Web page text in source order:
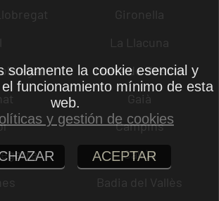
Gironella
La Llacuna
Maria de Besora
Gaià
Campins
Callús
Badia del Vallès
solamente la cookie esencial y
funcionamiento mínimo de esta
web.
y gestión de cookies
ACEPTAR